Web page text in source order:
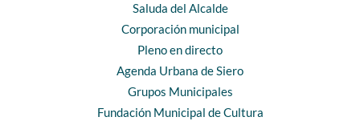
Saluda del Alcalde
Corporación municipal
Pleno en directo
Agenda Urbana de Siero
Grupos Municipales
Fundación Municipal de Cultura